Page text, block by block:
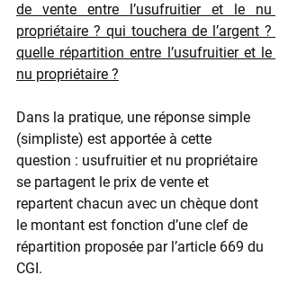
de vente entre l’usufruitier et le nu
propriétaire ? qui touchera de l’argent ?
quelle répartition entre l’usufruitier et le
nu propriétaire ?
Dans la pratique, une réponse simple
(simpliste) est apportée à cette
question : usufruitier et nu propriétaire
se partagent le prix de vente et
repartent chacun avec un chèque dont
le montant est fonction d’une clef de
répartition proposée par l’article 669 du
CGI.